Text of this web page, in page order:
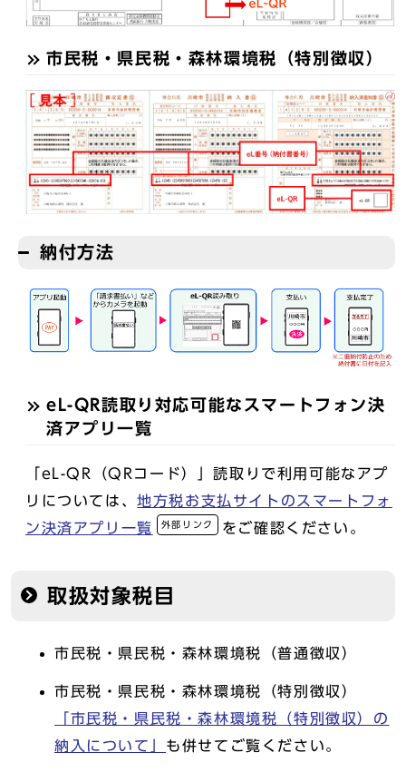
市民税・県民税・森林環境税（特別徴収）
納付方法
eL-QR読取り対応可能なスマートフォン決
済アプリ一覧
「eL-QR（QRコード）」読取りで利用可能なアプ
リについては、地方税お支払サイトのスマートフォ
ン決済アプリ一覧
外部リンク をご確認ください。
取扱対象税目
市民税・県民税・森林環境税（普通徴収）
市民税・県民税・森林環境税（特別徴収）
「市民税・県民税・森林環境税（特別徴収）の
納入について」 も併せてご覧ください。